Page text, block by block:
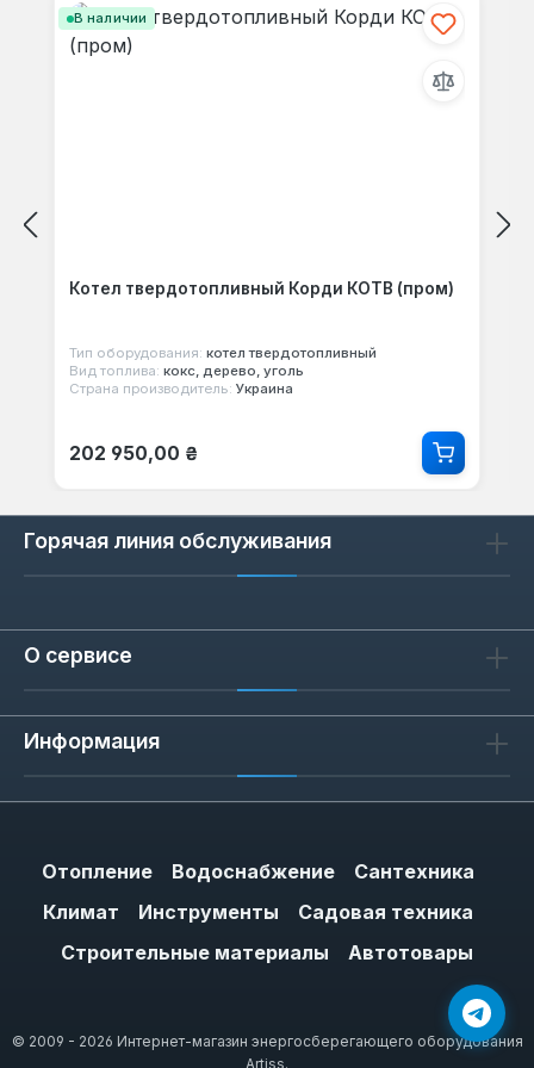
В наличии
Котел твердотопливный Корди КОТВ (пром)
Тип оборудования: котел твердотопливный
Вид топлива: кокс, дерево, уголь
Страна производитель: Украина
Обычная цена:
202 950,00 ₴
Горячая линия обслуживания
О сервисе
Информация
Отопление Водоснабжение
Сантехника
Климат
Инструменты
Садовая техника
Строительные материалы
Автотовары
© 2009 - 2026 Интернет-магазин энергосберегающего оборудования
Artiss.